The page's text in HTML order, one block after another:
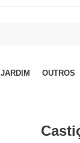
JARDIM OUTROS